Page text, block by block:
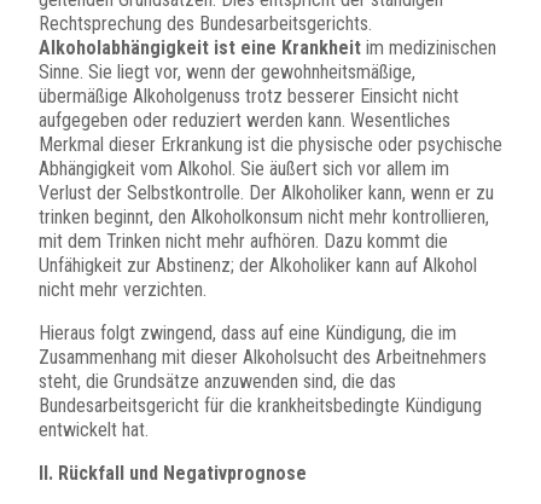
Rechtsprechung des Bundesarbeitsgerichts.
Alkoholabhängigkeit ist eine Krankheit im medizinischen
Sinne. Sie liegt vor, wenn der gewohnheitsmäßige,
übermäßige Alkoholgenuss trotz besserer Einsicht nicht
aufgegeben oder reduziert werden kann. Wesentliches
Merkmal dieser Erkrankung ist die physische oder psychische
Abhängigkeit vom Alkohol. Sie äußert sich vor allem im
Verlust der Selbstkontrolle. Der Alkoholiker kann, wenn er zu
trinken beginnt, den Alkoholkonsum nicht mehr kontrollieren,
mit dem Trinken nicht mehr aufhören. Dazu kommt die
Unfähigkeit zur Abstinenz; der Alkoholiker kann auf Alkohol
nicht mehr verzichten.
Hieraus folgt zwingend, dass auf eine Kündigung, die im
Zusammenhang mit dieser Alkoholsucht des Arbeitnehmers
steht, die Grundsätze anzuwenden sind, die das
Bundesarbeitsgericht für die krankheitsbedingte Kündigung
entwickelt hat.
II. Rückfall und Negativprognose